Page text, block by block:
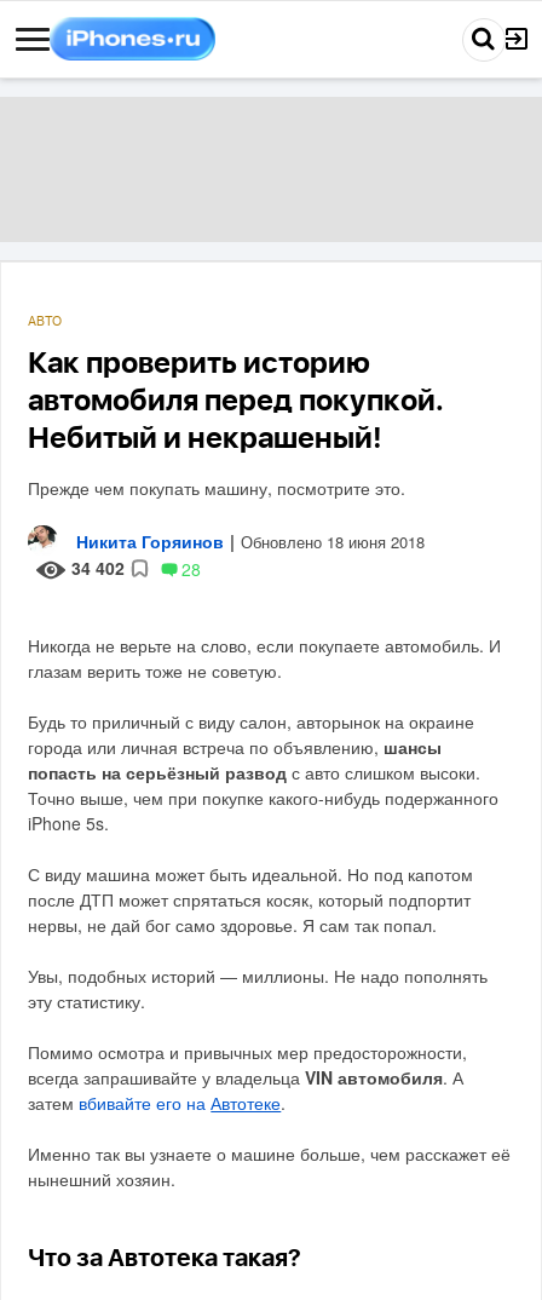
АВТО
Как проверить историю
автомобиля перед покупкой.
Небитый и некрашеный!
Прежде чем покупать машину, посмотрите это.
Никита Горяинов | Обновлено 18 июня 2018
34 402 28
Никогда не верьте на слово, если покупаете автомобиль. И
глазам верить тоже не советую.
Будь то приличный с виду салон, авторынок на окраине
города или личная встреча по объявлению, шансы
попасть на серьёзный развод с авто слишком высоки.
Точно выше, чем при покупке какого-нибудь подержанного
iPhone 5s.
С виду машина может быть идеальной. Но под капотом
после ДТП может спрятаться косяк, который подпортит
нервы, не дай бог само здоровье. Я сам так попал.
Увы, подобных историй — миллионы. Не надо пополнять
эту статистику.
Помимо осмотра и привычных мер предосторожности,
всегда запрашивайте у владельцаVIN автомобиля. А
затем вбивайте его наАвтотеке.
Именно так вы узнаете о машине больше, чем расскажет её
нынешний хозяин.
Что за Автотека такая?